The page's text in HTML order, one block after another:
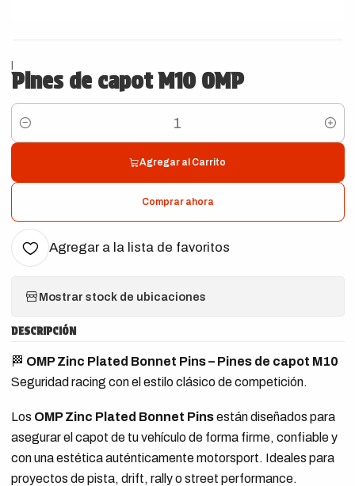
|
Pines de capot M10 OMP
Cantidad
Agregar al Carrito
Comprar ahora
Agregar a la lista de favoritos
Mostrar stock de ubicaciones
DESCRIPCIÓN
🏁 OMP Zinc Plated Bonnet Pins – Pines de capot M10
Seguridad racing con el estilo clásico de competición.
Los OMP Zinc Plated Bonnet Pinsestán diseñados para
asegurar el capot de tu vehículo de forma firme, confiable y
con una estética auténticamente motorsport. Ideales para
proyectos de pista, drift, rally o street performance.